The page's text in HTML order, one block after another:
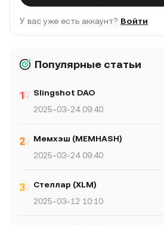
У вас уже есть аккаунт? Войти
Популярные статьи
Slingshot DAO
2025-03-24 09:40
Мемхэш (MEMHASH)
2025-03-24 09:40
Стеллар (XLM)
2025-03-12 10:10